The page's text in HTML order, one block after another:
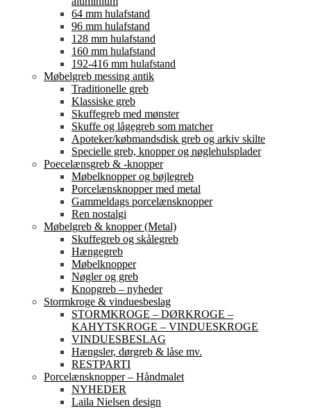
64 mm hulafstand
96 mm hulafstand
128 mm hulafstand
160 mm hulafstand
192-416 mm hulafstand
Møbelgreb messing antik
Traditionelle greb
Klassiske greb
Skuffegreb med mønster
Skuffe og lågegreb som matcher
Apoteker/købmandsdisk greb og arkiv skilte
Specielle greb, knopper og nøglehulsplader
Poecelænsgreb & -knopper
Møbelknopper og bøjlegreb
Porcelænsknopper med metal
Gammeldags porcelænsknopper
Ren nostalgi
Møbelgreb & knopper (Metal)
Skuffegreb og skålegreb
Hængegreb
Møbelknopper
Nøgler og greb
Knopgreb – nyheder
Stormkroge & vinduesbeslag
STORMKROGE – DØRKROGE –
KAHYTSKROGE – VINDUESKROGE
VINDUESBESLAG
Hængsler, dørgreb & låse mv.
RESTPARTI
Porcelænsknopper – Håndmalet
NYHEDER
Laila Nielsen design